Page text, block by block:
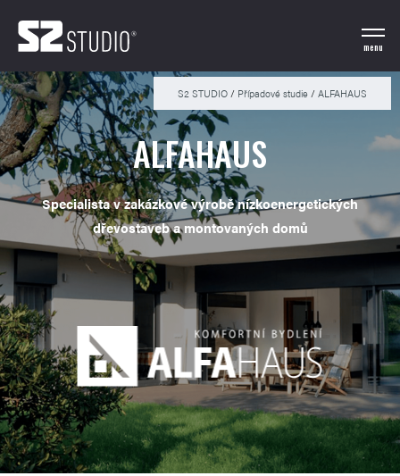
menu
S2 STUDIO / Případové studie / ALFAHAUS
ALFAHAUS
Specialista v zakázkové výrobě nízkoenergetických
dřevostaveb a montovaných domů